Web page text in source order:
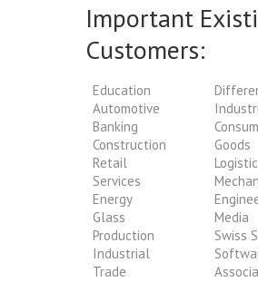
Important
Customers:
Education
Automotive
Banking
Construction
Retail
Services
Energy
Glass
Production
Industrial
Trade
Goods
Media
Swiss